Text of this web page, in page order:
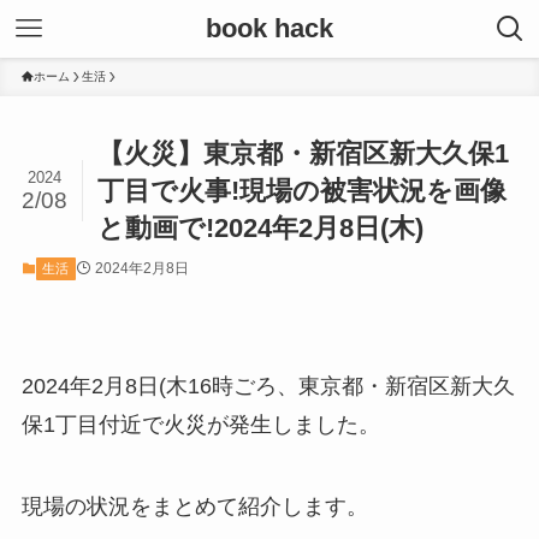
book hack
ホーム 生活
【火災】東京都・新宿区新大久保1
丁目で火事!現場の被害状況を画像
と動画で!2024年2月8日(木)
2024
2/08
生活 2024年2月8日
2024年2月8日(木16時ごろ、東京都・新宿区新大久
保1丁目付近で火災が発生しました。
現場の状況をまとめて紹介します。